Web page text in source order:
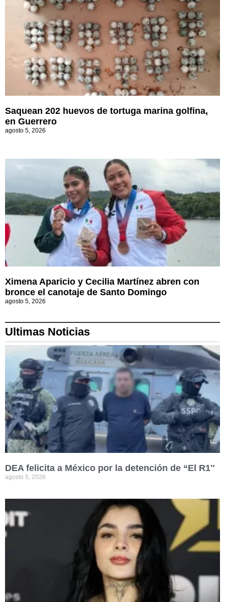
Saquean 202 huevos de tortuga marina golfina,
en Guerrero
agosto 5, 2026
Ximena Aparicio y Cecilia Martínez abren con
bronce el canotaje de Santo Domingo
agosto 5, 2026
Ultimas Noticias
DEA felicita a México por la detención de “El R1″
agosto 5, 2026